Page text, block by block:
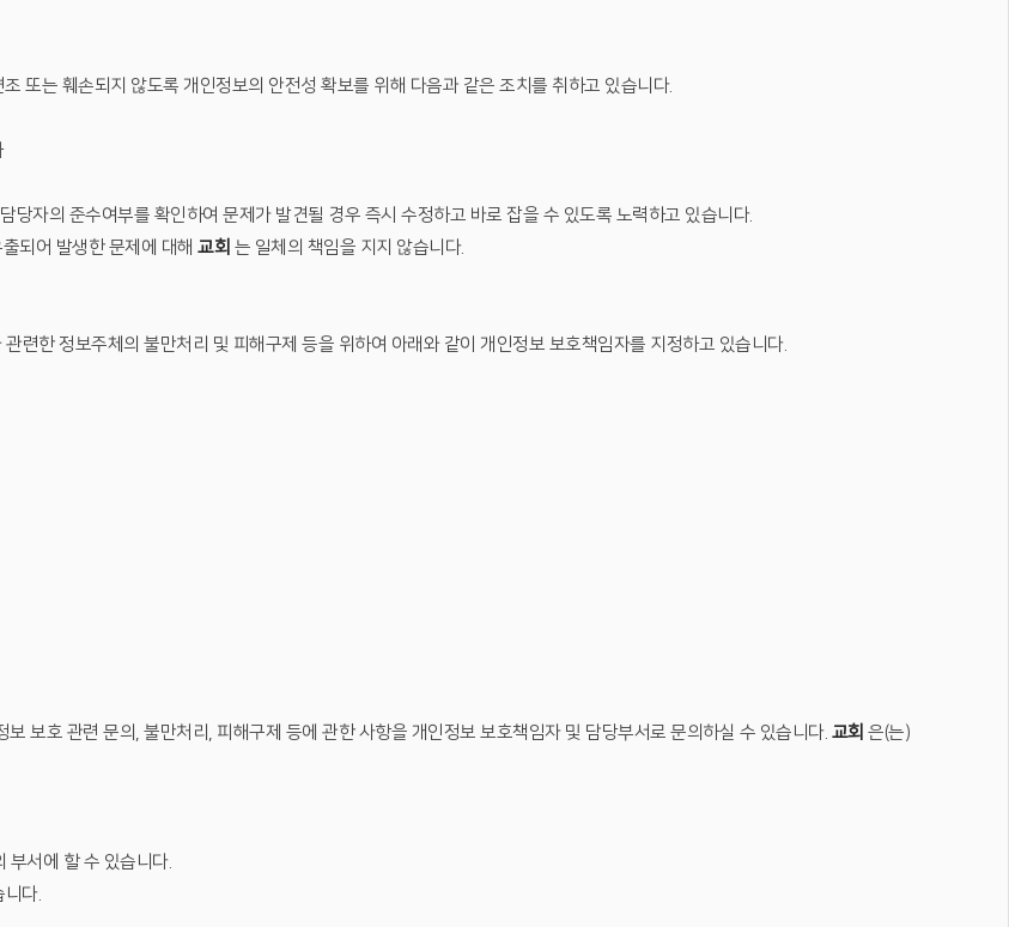
또는 훼손되지 않도록 개인정보의 안전성 확보를 위해 다음과 같은 조치를 취하고 있습니다.
당자의 준수여부를 확인하여 문제가 발견될 경우 즉시 수정하고 바로 잡을 수 있도록 노력하고 있습니다.
되어 발생한 문제에 대해 교회 는 일체의 책임을 지지 않습니다.
련한 정보주체의 불만처리 및 피해구제 등을 위하여 아래와 같이 개인정보 보호책임자를 지정하고 있습니다.
보호 관련 문의, 불만처리, 피해구제 등에 관한 사항을 개인정보 보호책임자 및 담당부서로 문의하실 수 있습니다. 교회 은(는)
서에 할 수 있습니다.
다.